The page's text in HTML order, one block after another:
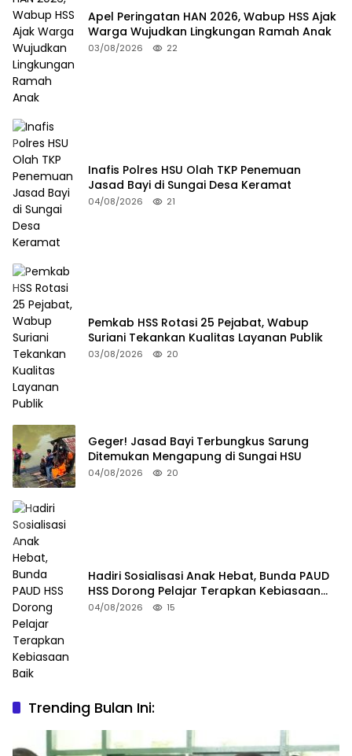
Apel Peringatan HAN 2026, Wabup HSS Ajak
Warga Wujudkan Lingkungan Ramah Anak
03/08/2026 22
Inafis Polres HSU Olah TKP Penemuan
Jasad Bayi di Sungai Desa Keramat
04/08/2026 21
Pemkab HSS Rotasi 25 Pejabat, Wabup
Suriani Tekankan Kualitas Layanan Publik
03/08/2026 20
Geger! Jasad Bayi Terbungkus Sarung
Ditemukan Mengapung di Sungai HSU
04/08/2026 20
Hadiri Sosialisasi Anak Hebat, Bunda PAUD
HSS Dorong Pelajar Terapkan Kebiasaan
Baik
04/08/2026 15
Trending Bulan Ini: